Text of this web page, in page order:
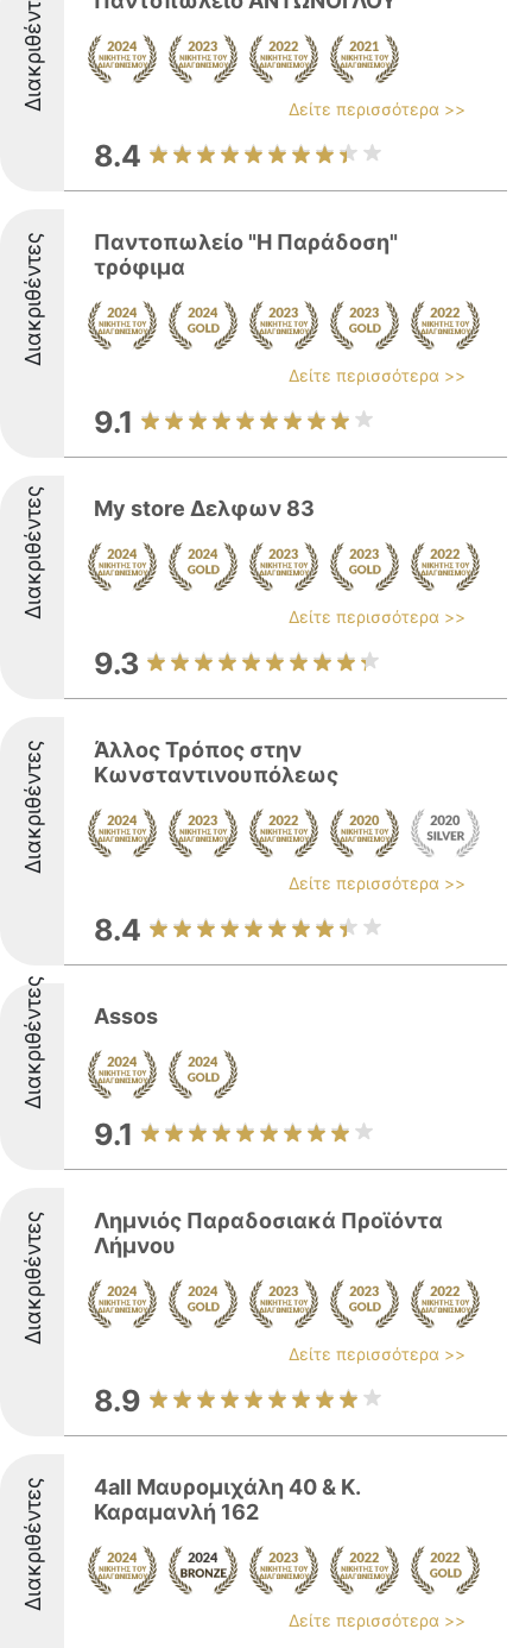
Διακριθέντες Δείτε περισσότερα >>
8.4
Διακριθέντες
Παντοπωλείο "Η Παράδοση"
τρόφιμα
Δείτε περισσότερα >>
9.1
Διακριθέντες My store Δελφων 83
Δείτε περισσότερα >>
9.3
Διακριθέντες
Άλλος Τρόπος στην
Κωνσταντινουπόλεως
Δείτε περισσότερα >>
8.4
Διακριθέντες Assos
9.1
Διακριθέντες
Λημνιός Παραδοσιακά Προϊόντα
Λήμνου
Δείτε περισσότερα >>
8.9
Διακριθέντες
4all Μαυρομιχάλη 40 & Κ.
Καραμανλή 162
Δείτε περισσότερα >>